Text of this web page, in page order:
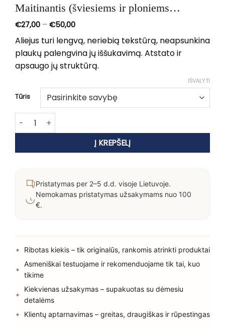
Maitinantis (šviesiems ir ploniems
plaukams) aliejus 30-100 ml
€27,00 –€50,00Price
€27,00
through
€50,00
Aliejus turi lengvą, neriebią tekstūrą, neapsunkina
plaukų palengvina jų iššukavimą. Atstato ir
apsaugo jų struktūrą.
Tūris
IŠVALYTI
produkto kiekis: OLIOSETA NOURISH Lengvas
Į KREPŠELĮ
Pristatymas per 2–5 d.d. visoje Lietuvoje.
Nemokamas pristatymas užsakymams nuo 100
€.
Ribotas kiekis – tik originalūs, rankomis atrinkti produktai
Asmeniškai testuojame ir rekomenduojame tik tai, kuo
tikime
Kiekvienas užsakymas – supakuotas su dėmesiu
detalėms
Klientų aptarnavimas – greitas, draugiškas ir rūpestingas